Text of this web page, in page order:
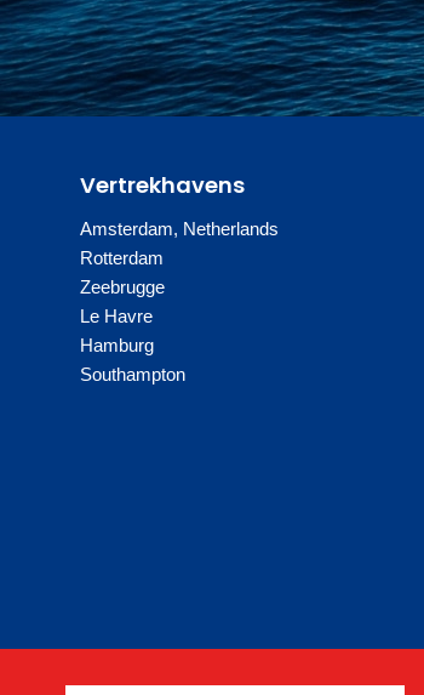
Vertrekhavens
Amsterdam, Netherlands
Rotterdam
Zeebrugge
Le Havre
Hamburg
Southampton